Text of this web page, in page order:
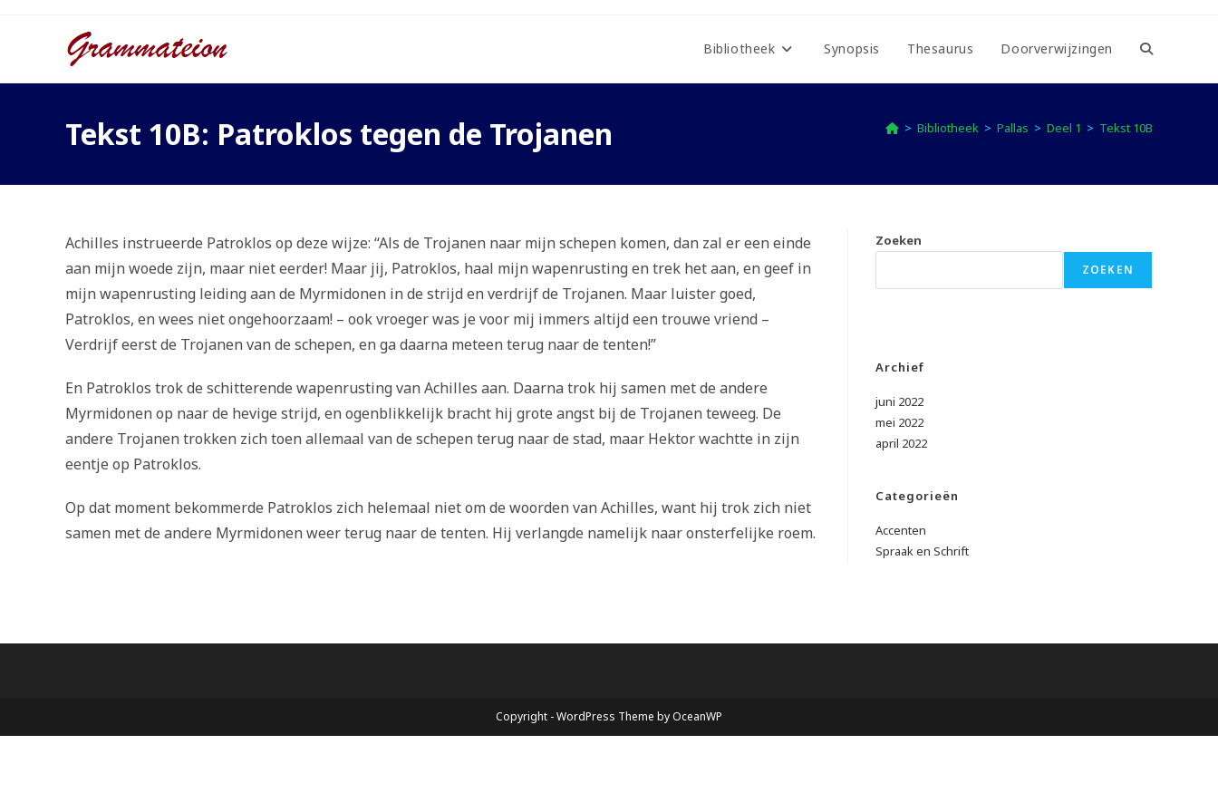
Bibliotheek Synopsis Thesaurus Doorverwijzingen Toggle
zoeken
Tekst 10B: Patroklos tegen de Trojanen > Bibliotheek > Pallas > Deel 1 > Tekst 10B
Achilles instrueerde Patroklos op deze wijze: “Als de Trojanen naar mijn schepen komen, dan zal er een einde
aan mijn woede zijn, maar niet eerder! Maar jij, Patroklos, haal mijn wapenrusting en trek het aan, en geef in
mijn wapenrusting leiding aan de Myrmidonen in de strijd en verdrijf de Trojanen. Maar luister goed,
Patroklos, en wees niet ongehoorzaam! – ook vroeger was je voor mij immers altijd een trouwe vriend –
Verdrijf eerst de Trojanen van de schepen, en ga daarna meteen terug naar de tenten!”
En Patroklos trok de schitterende wapenrusting van Achilles aan. Daarna trok hij samen met de andere
Myrmidonen op naar de hevige strijd, en ogenblikkelijk bracht hij grote angst bij de Trojanen teweeg. De
andere Trojanen trokken zich toen allemaal van de schepen terug naar de stad, maar Hektor wachtte in zijn
eentje op Patroklos.
Op dat moment bekommerde Patroklos zich helemaal niet om de woorden van Achilles, want hij trok zich niet
samen met de andere Myrmidonen weer terug naar de tenten. Hij verlangde namelijk naar onsterfelijke roem.
Zoeken
ZOEKEN
Archief
juni 2022
mei 2022
april 2022
Categorieën
Accenten
Spraak en Schrift
Copyright - WordPress Theme by OceanWP